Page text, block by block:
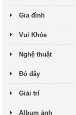
Gia đình
Vui Khỏe
Nghệ thuật
Đó đây
Giải trí
Album ảnh